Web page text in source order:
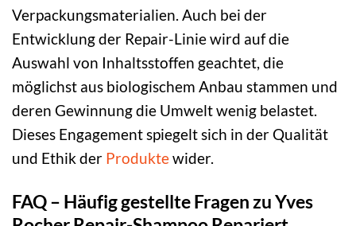
Verpackungsmaterialien. Auch bei der
Entwicklung der Repair-Linie wird auf die
Auswahl von Inhaltsstoffen geachtet, die
möglichst aus biologischem Anbau stammen und
deren Gewinnung die Umwelt wenig belastet.
Dieses Engagement spiegelt sich in der Qualität
und Ethik der Produktewider.
FAQ – Häufig gestellte Fragen zu Yves